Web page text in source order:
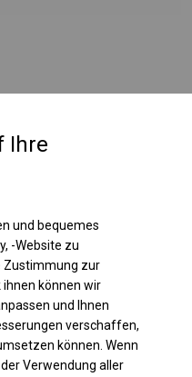
okien znajduje się roleta,
te, po rozwinięciu rolety
całość. Dlatego
w dwojaki sposób - i
ansehen
Ihre
und bequemes
-Website zu
Zustimmung zur
ihnen können wir
und Ihnen
verschaffen,
können. Wenn
Verwendung aller